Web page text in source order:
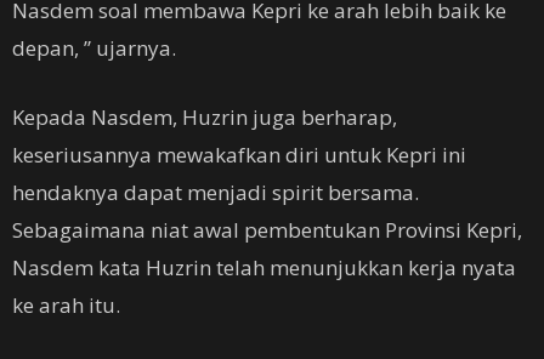
Nasdem soal membawa Kepri ke arah lebih baik ke
depan, ” ujarnya.
Kepada Nasdem, Huzrin juga berharap,
keseriusannya mewakafkan diri untuk Kepri ini
hendaknya dapat menjadi spirit bersama.
Sebagaimana niat awal pembentukan Provinsi Kepri,
Nasdem kata Huzrin telah menunjukkan kerja nyata
ke arah itu.